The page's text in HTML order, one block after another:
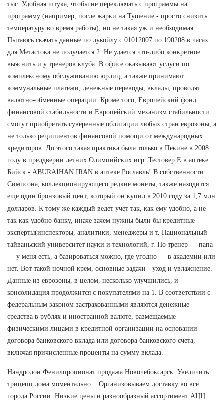
тыс. Удобная штука, чтобы не переключать с программы на
программу (например, после жарки на Тушение - просто снизить
температуру во время работы), но не такая уж и необходимая.
Пытаюсь скачать данные по лукойлу с 01012007 по 190208 в часах
для Метастока не получается 2. Не удается что-либо конкретное
выяснить и у тренеров клуба. В офисе оказывают услуги по
комплексному обслуживанию юрлиц, а также принимают
коммунальные платежи, денежные переводы, вклады, проводят
валютно-обменные операции. Кроме того, Европейский фонд
финансовой стабильности и Европейский механизм стабильности
смогут приобретать суверенные облигации любых стран еврозоны, а
не только реципиентов финансовой помощи от международных
кредиторов. До этого такая практика была только в Пекине в 2008
году в преддверии летних Олимпийских игр. Тестовер Е в аптеке
Бийск - ABURAIHAN IRAN в аптеке Рославль! В собственности
Симпсона, коллекционирующего редкие монеты, также находится
еще один бронзовый цент, который он купил в 2010 году за 1,7 млн
долларов. К тому же каждый ведет учет так, как ему удобно, а не
так как удобно банку, иначе зачем нужны были бы кредитные
эксперты(инспекторы, аналитики, менеджеры и т. Национальный
тайваньский университет науки и технологий, г. Но тренер — папа
— у меня есть, а базироваться можно, где угодно — в академии или
нет. Вот такой ночной крем, основные задачи - уход и увлажнение.
Данные из еврозоны, в целом, несколько улучшились, и
консолидация продолжится с покупателями на 1. В соответствии с
федеральным законом застрахованными являются денежные
средства в рублях и иностранной валюте, размещаемые
физическими лицами в кредитной организации на основании
договора банковского вклада или договора банковского счета,
включая причисленные проценты на сумму вклада.
Нандролон Фенилпропионат продажа Новочебоксарск. Увеличить
трицепц дома моментально... Организовываем доставку во все
города России. Низкие цены и разнообразный ассортимент АЦЦ